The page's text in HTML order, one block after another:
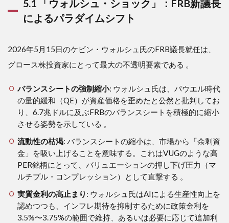
5.1 「ウォルシュ・ショック」：FRB新議長
によるパラダイムシフト
2026年5月15日のケビン・ウォルシュ氏のFRB議長就任は、
グロース株投資家にとって最大の不透明要素である 。
バランスシートの強制縮小: ウォルシュ氏は、パウエル時代
の量的緩和（QE）が資産価格を歪めたと公然と批判してお
り、6.7兆ドルに及ぶFRBのバランスシートを積極的に縮小
させる姿勢を示している 。
流動性の枯渇: バランスシートの縮小は、市場から「余剰資
金」を吸い上げることを意味する。これはVUGのような高
PER銘柄にとって、バリュエーションの押し下げ圧力（マ
ルチプル・コンプレッション）として直撃する 。
実質金利の高止まり : ウォルシュ氏はAIによる生産性向上を
認めつつも、インフレ期待を抑制するために政策金利を
3.5%〜3.75%の範囲で維持、あるいは必要に応じて追加利